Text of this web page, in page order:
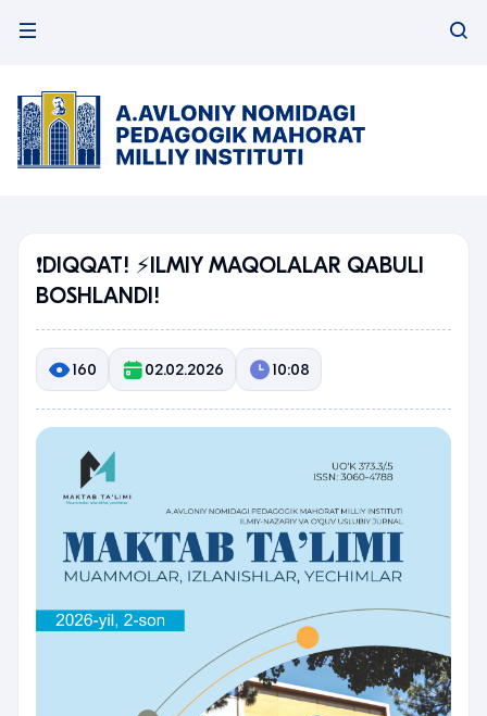
❗️DIQQAT! ⚡️ILMIY MAQOLALAR QABULI
BOSHLANDI!
160 02.02.2026 10:08